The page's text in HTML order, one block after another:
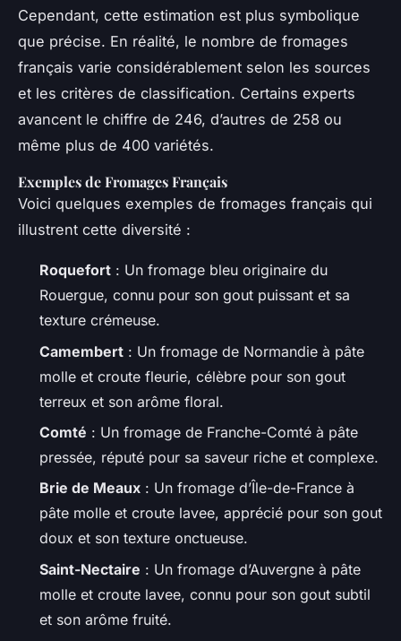
Cependant, cette estimation est plus symbolique
que précise. En réalité, le nombre de fromages
français varie considérablement selon les sources
et les critères de classification. Certains experts
avancent le chiffre de 246, d’autres de 258 ou
même plus de 400 variétés.
Exemples de Fromages Français
Voici quelques exemples de fromages français qui
illustrent cette diversité :
Roquefort : Un fromage bleu originaire du
Rouergue, connu pour son gout puissant et sa
texture crémeuse.
Camembert : Un fromage de Normandie à pâte
molle et croute fleurie, célèbre pour son gout
terreux et son arôme floral.
Comté : Un fromage de Franche-Comté à pâte
pressée, réputé pour sa saveur riche et complexe.
Brie de Meaux : Un fromage d’Île-de-France à
pâte molle et croute lavee, apprécié pour son gout
doux et son texture onctueuse.
Saint-Nectaire : Un fromage d’Auvergne à pâte
molle et croute lavee, connu pour son gout subtil
et son arôme fruité.